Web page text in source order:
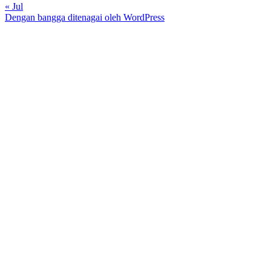
« Jul
Dengan bangga ditenagai oleh WordPress